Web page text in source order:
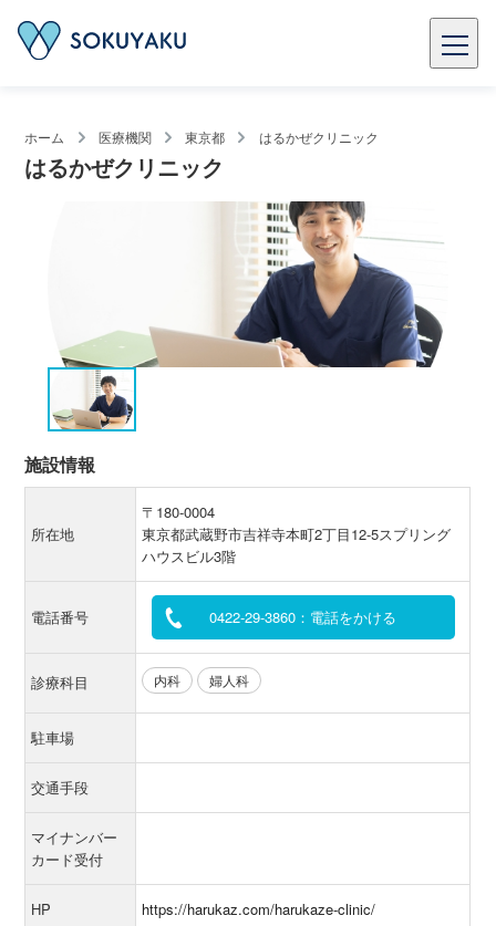
ホーム 医療機関 東京都 はるかぜクリニック
はるかぜクリニック
施設情報
所在地
〒180-0004
東京都武蔵野市吉祥寺本町2丁目12-5スプリング
ハウスビル3階
電話番号 0422-29-3860：電話をかける
診療科目 内科 婦人科
駐車場
交通手段
マイナンバー
カード受付
HP https://harukaz.com/harukaze-clinic/